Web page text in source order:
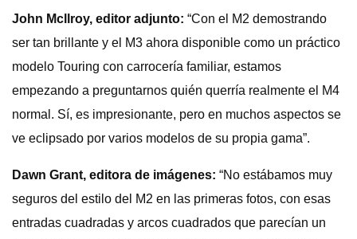
John Mcllroy, editor adjunto: “Con el M2 demostrando
ser tan brillante y el M3 ahora disponible como un práctico
modelo Touring con carrocería familiar, estamos
empezando a preguntarnos quién querría realmente el M4
normal. Sí, es impresionante, pero en muchos aspectos se
ve eclipsado por varios modelos de su propia gama”.
Dawn Grant, editora de imágenes: “No estábamos muy
seguros del estilo del M2 en las primeras fotos, con esas
entradas cuadradas y arcos cuadrados que parecían un